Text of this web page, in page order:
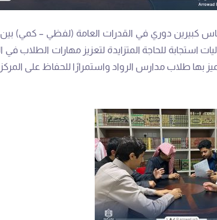
كبيرين دوري في القدرات العامة (لفظي – كمي)
استجابة للحاجة المتزايدة لتعزيز مهارات الطلاب
بها طلاب مدارس الرواد واستمرارًا للحفاظ على